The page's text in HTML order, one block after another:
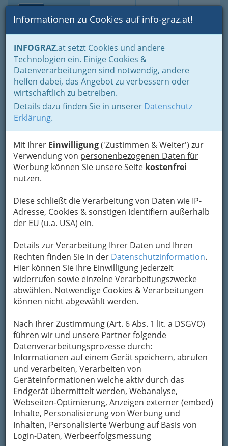
Suche Login Toggle
Informationen zu Cookies auf info-graz.at!
INFOGRAZ.at setzt Cookies und andere
Technologien ein. Einige Cookies &
Datenverarbeitungen sind notwendig, andere
helfen dabei, das Angebot zu verbessern oder
wirtschaftlich zu betreiben.
Details dazu finden Sie in unserer Datenschutz
Erklärung.
Mit Ihrer Einwilligung('Zustimmen & Weiter') zur
Verwendung von personenbezogenen Daten für
Werbung können Sie unsere Seite kostenfrei
nutzen.
Diese schließt die Verarbeitung von Daten wie IP-
Adresse, Cookies & sonstigen Identifiern außerhalb
der EU (u.a. USA) ein.
Details zur Verarbeitung Ihrer Daten und Ihren
Rechten finden Sie in der Datenschutzinformation.
Hier können Sie Ihre Einwilligung jederzeit
widerrufen sowie einzelne Verarbeitungszwecke
abwählen. Notwendige Cookies & Verarbeitungen
können nicht abgewählt werden.
Nach Ihrer Zustimmung (Art. 6 Abs. 1 lit. a DSGVO)
führen wir und unsere Partner folgende
Datenverarbeitungsprozesse durch:
Informationen auf einem Gerät speichern, abrufen
und verarbeiten, Verarbeiten von
Geräteinformationen welche aktiv durch das
Endgerät übermittelt werden, Webanalyse,
Webseiten-Optimierung, Anzeigen externer (embed)
Inhalte, Personalisierung von Werbung und
Inhalten, Personalisierte Werbung auf Basis von
Login-Daten, Werbeerfolgsmessung
Home Branchen
Einkaufen & Schenken - der Handel
Der Handel nach WKO-Gliederung
Lederwaren- u. Spielwaren- & Sportartikelhandel
FFS Fight & Fitness
Sportsworld - Einzel- u.
Großhandel für
Sporternährung,
Fitnesswear u.
Kampfsportartikel
Schippingerstraße 46, 8051 Graz
Karte
Karte anzeigen
Kontaktaufnahme
Um die Info-Graz Firmen vor Spam-Mails zu
bewahren
, verwenden wir an dieser Stelle zur
Übermittlung Ihrer Nachricht ein sicheres
Formular. Ihre Nachricht wird nach dem
Absenden umgehend per Mail an das
Unternehmen FFS Fight & Fitness Sportsworld -
Einzel- u. Großhandel für Sporternährung,
Fitnesswear u. Kampfsportartikel weitergeleitet.
Mein Name
Meine Email Adresse